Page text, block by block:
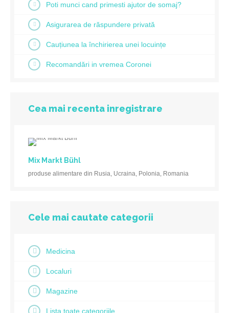
Poti munci cand primesti ajutor de somaj?
Asigurarea de răspundere privată
Cauțiunea la închirierea unei locuințe
Recomandări in vremea Coronei
Cea mai recenta inregistrare
Mix Markt Bühl
produse alimentare din Rusia, Ucraina, Polonia, Romania
Cele mai cautate categorii
Medicina
Localuri
Magazine
Lista toate categoriile